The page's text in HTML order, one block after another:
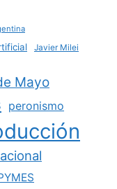
Javier Milei
Mayo
peronismo